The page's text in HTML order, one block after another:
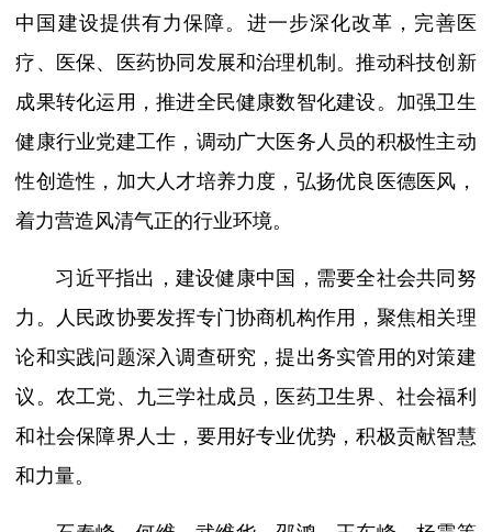
中国建设提供有力保障。进一步深化改革，完善医
疗、医保、医药协同发展和治理机制。推动科技创新
成果转化运用，推进全民健康数智化建设。加强卫生
健康行业党建工作，调动广大医务人员的积极性主动
性创造性，加大人才培养力度，弘扬优良医德医风，
着力营造风清气正的行业环境。
习近平指出，建设健康中国，需要全社会共同努
力。人民政协要发挥专门协商机构作用，聚焦相关理
论和实践问题深入调查研究，提出务实管用的对策建
议。农工党、九三学社成员，医药卫生界、社会福利
和社会保障界人士，要用好专业优势，积极贡献智慧
和力量。